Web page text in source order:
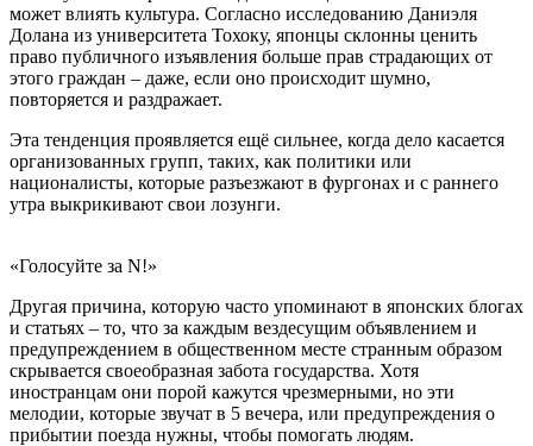
может влиять культура. Согласно исследованию Даниэля
Долана из университета Тохоку, японцы склонны ценить
право публичного изъявления больше прав страдающих от
этого граждан – даже, если оно происходит шумно,
повторяется и раздражает.
Эта тенденция проявляется ещё сильнее, когда дело касается
организованных групп, таких, как политики или
националисты, которые разъезжают в фургонах и с раннего
утра выкрикивают свои лозунги.
«Голосуйте за N!»
Другая причина, которую часто упоминают в японских блогах
и статьях – то, что за каждым вездесущим объявлением и
предупреждением в общественном месте странным образом
скрывается своеобразная забота государства. Хотя
иностранцам они порой кажутся чрезмерными, но эти
мелодии, которые звучат в 5 вечера, или предупреждения о
прибытии поезда нужны, чтобы помогать людям.